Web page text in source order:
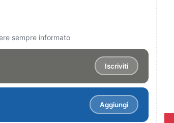
sempre informato
Iscriviti
Aggiungi